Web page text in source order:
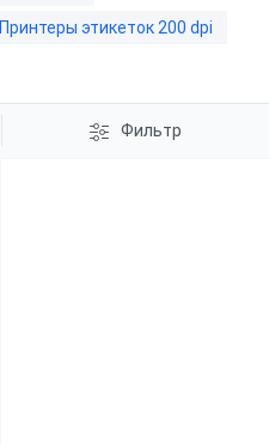
Принтеры этикеток 200 dpi
Фильтр